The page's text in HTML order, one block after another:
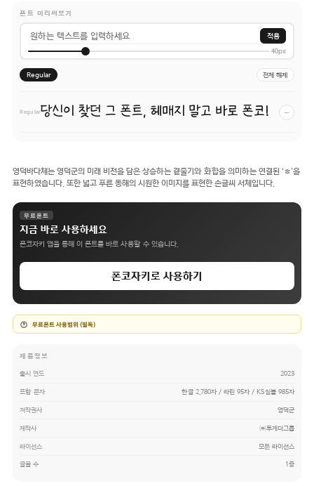
폰트 미리써보기
적용
40px
Regular 전체 해제
Regular당신이 찾던 그 폰트, 헤매지 말고 바로 폰코! −
영덕바다체는 영덕군의 미래 비전을 담은 상승하는 곁줄기와 화합을 의미하는 연결된 ‘ㅎ’을
표현하였습니다. 또한 넓고 푸른 동해의 시원한 이미지를 표현한 손글씨 서체입니다.
무료폰트
지금 바로 사용하세요
폰코자키 앱을 통해 이 폰트를 바로 사용할 수 있습니다.
폰코자키로 사용하기
무료폰트 사용범위 (필독)
제품정보
출시 연도 2023
포함 문자 한글 2,780자 / 라틴 95자 / KS심볼 985자
저작권사 영덕군
제작사 ㈜투게더그룹
라이선스 모든 라이선스
글꼴 수 1종